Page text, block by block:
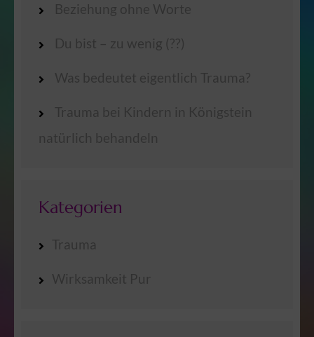
Beziehung ohne Worte
Du bist – zu wenig (??)
Was bedeutet eigentlich Trauma?
Trauma bei Kindern in Königstein
natürlich behandeln
Kategorien
Trauma
Wirksamkeit Pur